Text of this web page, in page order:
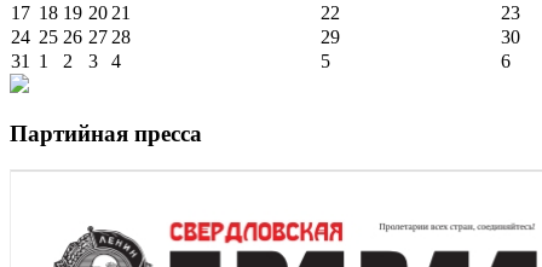
17 18 19 20 21 22
23
24 25 26 27 28 29
30
31
1 2 3 4 5 6
Партийная пресса